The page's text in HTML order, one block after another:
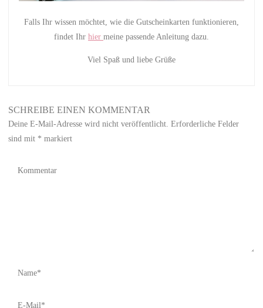
Falls Ihr wissen möchtet, wie die Gutscheinkarten funktionieren,
findet Ihr hier meine passende Anleitung dazu.
Viel Spaß und liebe Grüße
SCHREIBE EINEN KOMMENTAR
Deine E-Mail-Adresse wird nicht veröffentlicht. Erforderliche Felder
sind mit * markiert